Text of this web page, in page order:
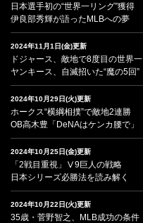
日本選手初の“世界一リング”獲得
伊良部秀輝が語ったMLBへの夢
2024年11月1日(金)更新
ドジャース、敵地で8度目の世界一
ヤンキース、自滅招いた“魔の5回”
2024年10月29日(火)更新
ホークス“横綱相撲”で敵地2連勝
OB高木豊「DeNAはケンカ腰で」
2024年10月25日(金)更新
「2戦目重視」Ⅴ9巨人の戦略
日本シリーズ必勝法を読み解く
2024年10月22日(火)更新
35歳・菅野智之、MLB成功の条件